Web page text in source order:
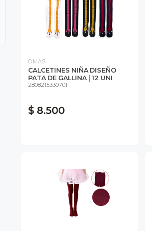
OMAS
CALCETINES NIÑA DISEÑO
PATA DE GALLINA | 12 UNI
2808215330701
$ 8.500